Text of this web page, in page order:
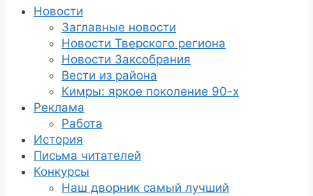
Новости
Заглавные новости
Новости Тверского региона
Новости Заксобрания
Вести из района
Кимры: яркое поколение 90-х
Реклама
Работа
История
Письма читателей
Конкурсы
Наш дворник самый лучший